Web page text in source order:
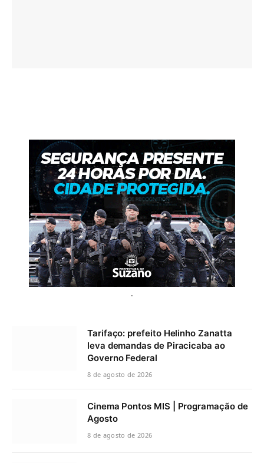
.
Tarifaço: prefeito Helinho Zanatta
leva demandas de Piracicaba ao
Governo Federal
8 de agosto de 2026
Cinema Pontos MIS | Programação de
Agosto
8 de agosto de 2026